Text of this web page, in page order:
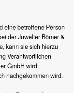
eine betroffene Person
der Juwelier Bömer &
kann sie sich hierzu
Verantwortlichen
GmbH wird
nachgekommen wird.